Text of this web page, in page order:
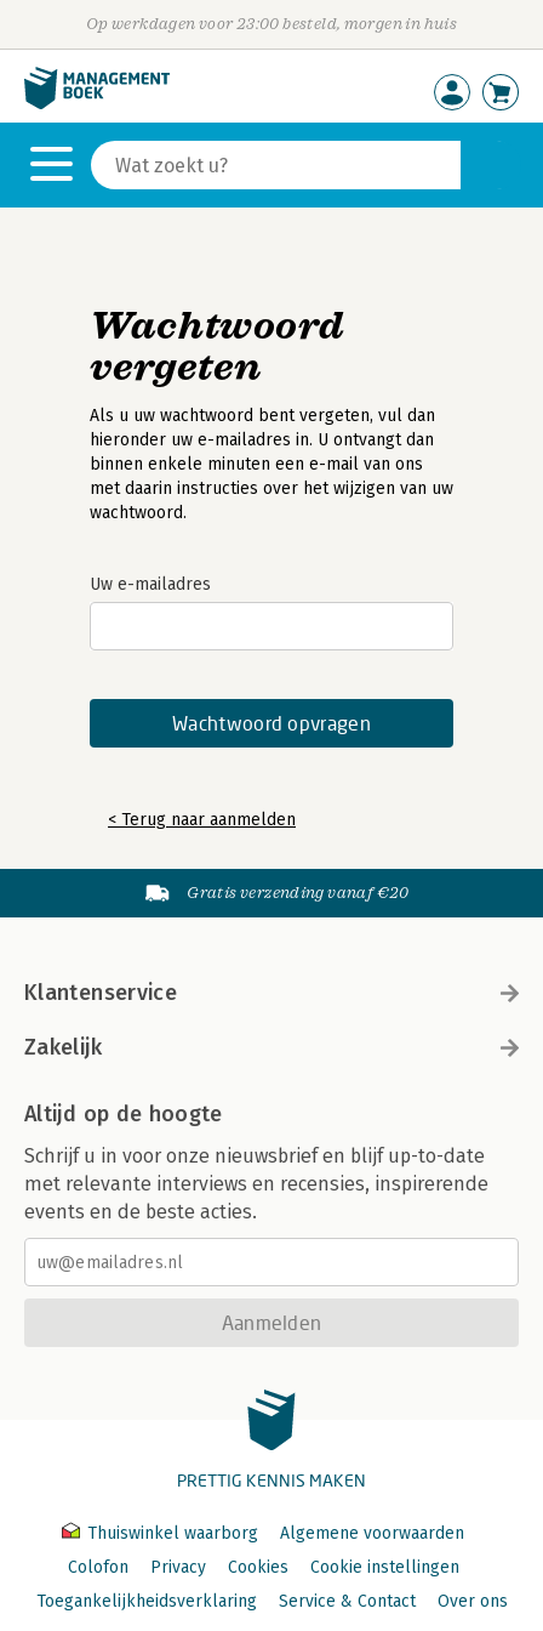
Op werkdagen voor 23:00 besteld, morgen in huis
Wachtwoord
vergeten
Als u uw wachtwoord bent vergeten, vul dan
hieronder uw e-mailadres in. U ontvangt dan
binnen enkele minuten een e-mail van ons
met daarin instructies over het wijzigen van uw
wachtwoord.
Uw e-mailadres
< Terug naar aanmelden
Gratis verzending vanaf €20
Klantenservice
Zakelijk
Altijd op de hoogte
Schrijf u in voor onze nieuwsbrief en blijf up-to-date
met relevante interviews en recensies, inspirerende
events en de beste acties.
Aanmelden
PRETTIG KENNIS MAKEN
Thuiswinkel waarborg
Algemene voorwaarden
Colofon
Privacy Cookies
Cookie instellingen
Toegankelijkheidsverklaring
Service & Contact Over ons